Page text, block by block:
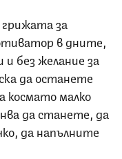
за
в дните,
без желание за
да останете
космато малко
да станете, да
да напълните